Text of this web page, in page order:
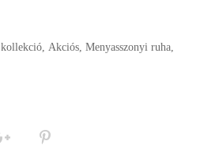
, Akciós, Menyasszonyi ruha,